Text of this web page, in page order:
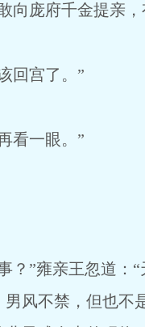
庞府千金提亲，
宫了。”
一眼。”
”雍亲王忽道：“
风不禁，但也不